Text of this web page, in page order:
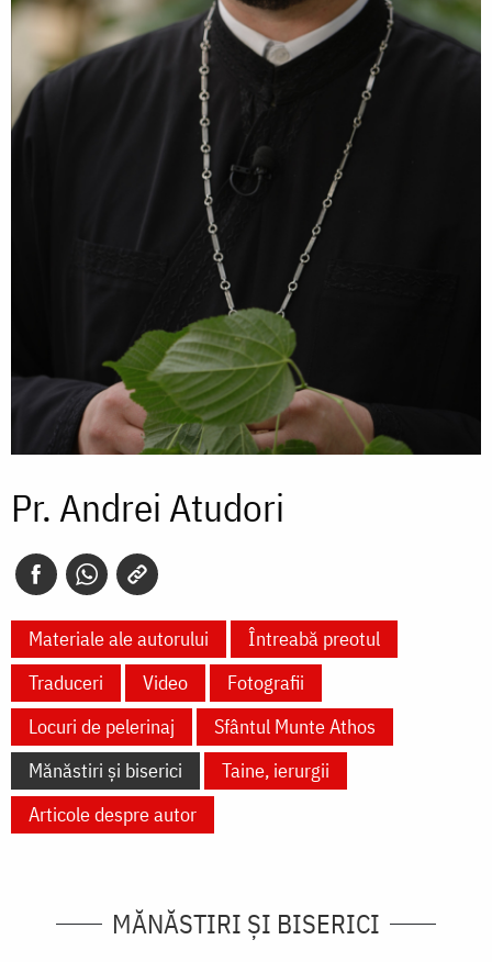
Pr. Andrei Atudori
Materiale ale autorului
Întreabă preotul
Traduceri
Video
Fotografii
Locuri de pelerinaj
Sfântul Munte Athos
Mănăstiri și biserici
Taine, ierurgii
Articole despre autor
MĂNĂSTIRI ȘI BISERICI